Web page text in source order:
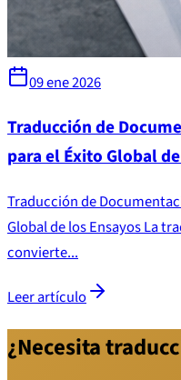
09 ene 2026
Traducción de
para el Éxito Global
Traducción de
Global de los Ensayos La
convierte...
Leer artículo
¿Necesita